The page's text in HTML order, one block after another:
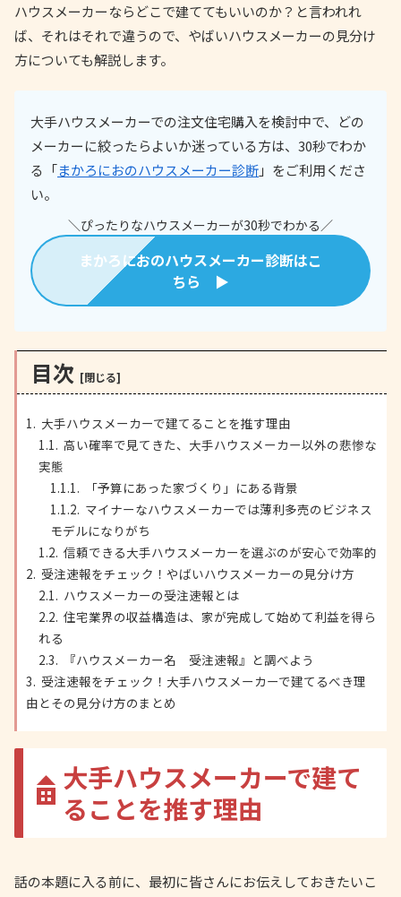
ハウスメーカーならどこで建ててもいいのか？と言われれ
ば、それはそれで違うので、やばいハウスメーカーの見分け
方についても解説します。
大手ハウスメーカーでの注文住宅購入を検討中で、どの
メーカーに絞ったらよいか迷っている方は、30秒でわか
る「まかろにおのハウスメーカー診断」をご利用くださ
い。
＼ぴったりなハウスメーカーが30秒でわかる／
まかろにおのハウスメーカー診断はこ
ちら ▶
目次
大手ハウスメーカーで建てることを推す理由
高い確率で見てきた、大手ハウスメーカー以外の悲惨な
実態
「予算にあった家づくり」にある背景
マイナーなハウスメーカーでは薄利多売のビジネス
モデルになりがち
信頼できる大手ハウスメーカーを選ぶのが安心で効率的
受注速報をチェック！やばいハウスメーカーの見分け方
ハウスメーカーの受注速報とは
住宅業界の収益構造は、家が完成して始めて利益を得ら
れる
『ハウスメーカー名 受注速報』と調べよう
受注速報をチェック！大手ハウスメーカーで建てるべき理
由とその見分け方のまとめ
大手ハウスメーカーで建て
ることを推す理由
話の本題に入る前に、最初に皆さんにお伝えしておきたいこ